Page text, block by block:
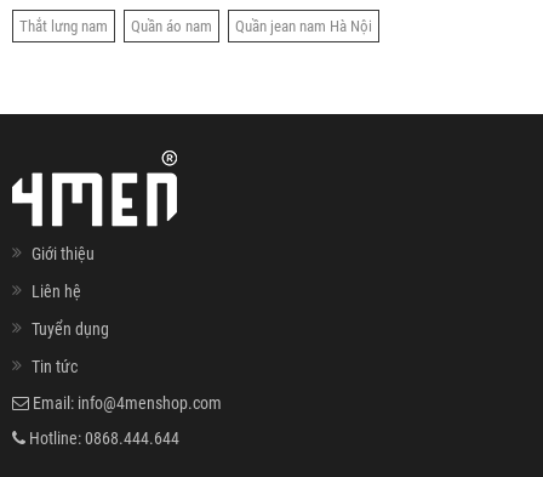
Thắt lưng nam Quần áo nam Quần jean nam Hà Nội
Giới thiệu
Liên hệ
Tuyển dụng
Tin tức
Email: info@4menshop.com
Hotline:0868.444.644